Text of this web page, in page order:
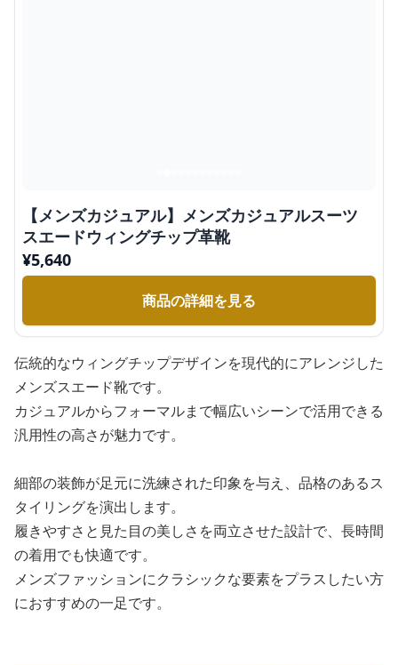
【メンズカジュアル】メンズカジュアルスーツ
スエードウィングチップ革靴
¥5,640
商品の詳細を見る
伝統的なウィングチップデザインを現代的にアレンジした
メンズスエード靴です。
カジュアルからフォーマルまで幅広いシーンで活用できる
汎用性の高さが魅力です。
細部の装飾が足元に洗練された印象を与え、品格のあるス
タイリングを演出します。
履きやすさと見た目の美しさを両立させた設計で、長時間
の着用でも快適です。
メンズファッションにクラシックな要素をプラスしたい方
におすすめの一足です。